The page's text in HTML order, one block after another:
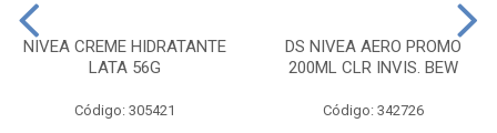
NIVEA CREME HIDRATANTE
LATA 56G
Código: 305421
DS NIVEA AERO PROMO
200ML CLR INVIS. BEW
Código: 342726